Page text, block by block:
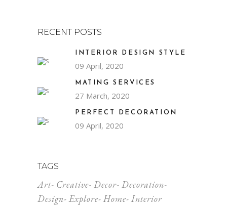
RECENT POSTS
INTERIOR DESIGN STYLE
09 April, 2020
MATING SERVICES
27 March, 2020
PERFECT DECORATION
09 April, 2020
TAGS
Art Creative Decor Decoration
Design Explore Home Interior